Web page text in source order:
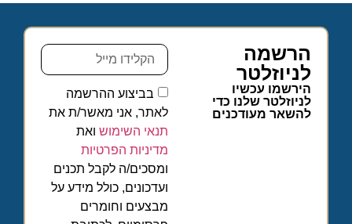
הרשמה
לניוזלטר
הירשמו עכשיו
לניוזלטר שלנו כדי
להשאר מעודכנים
בביצוע ההרשמה
לאתר, אני מאשר/ת את
תנאי השימושואת
מדיניות הפרטיות
ומסכים/ה לקבל תכנים
ועדכונים, כולל מידע על
מבצעים וחומרים